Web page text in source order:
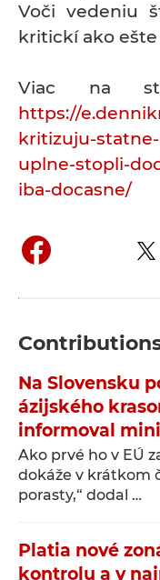
Voči vedeniu
kritickí ako
Viac na
https://
kritizuju-
uplne-stopli-
iba-docasne/
Na Slovensku
ázijského
informoval
Ako prvé ho v EÚ
dokáže v krátkom
porasty,“ dodal …
Platia nové
kontrolu a v